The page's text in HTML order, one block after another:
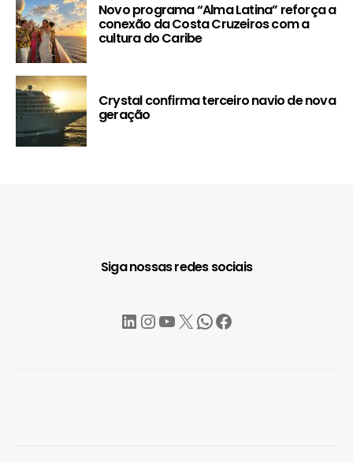
Novo programa “Alma Latina” reforça a
conexão da Costa Cruzeiros com a
cultura do Caribe
Crystal confirma terceiro navio de nova
geração
Siga nossas redes sociais
LinkedIn
Instagram
YouTube
X WhatsApp
Facebook